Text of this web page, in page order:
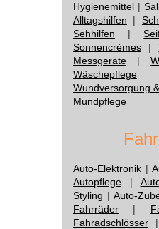
Hygienemittel |
Alltagshilfen |
Sehhilfen |
Sonnencrèmes |
Messgeräte |
Wäschepflege
Wundversorgung
Mundpflege
Auto-Elektronik |
Autopflege |
Styling | Auto-
Fahrräder |
Fahradschlösser